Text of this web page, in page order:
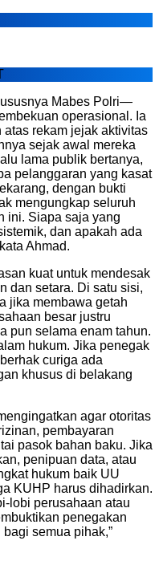
Mabes Polri—
operasional. Ia
rekam jejak aktivitas
sejak awal mereka
lama publik bertanya,
pelanggaran yang kasat
dengan bukti
mengungkap seluruh
ini. Siapa saja yang
dan apakah ada
Ahmad.
kuat untuk mendesak
dan setara. Di satu sisi,
jika membawa getah
besar justru
pun selama enam tahun.
hukum. Jika penegak
curiga ada
khusus di belakang
agar otoritas
pembayaran
pasok bahan baku. Jika
penipuan data, atau
hukum baik UU
KUHP harus dihadirkan.
lobi perusahaan atau
penegakan
semua pihak,”